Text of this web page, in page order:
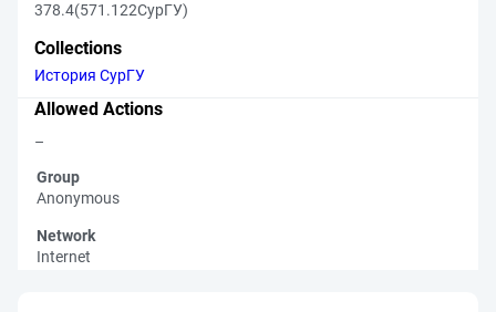
378.4(571.122СурГУ)
Collections
История СурГУ
Allowed Actions
–
Group
Anonymous
Network
Internet